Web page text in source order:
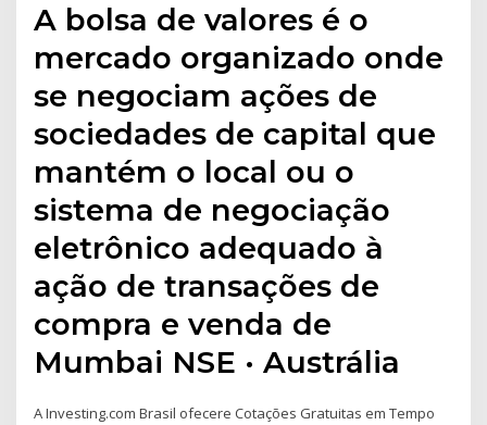
A bolsa de valores é o
mercado organizado onde
se negociam ações de
sociedades de capital que
mantém o local ou o
sistema de negociação
eletrônico adequado à
ação de transações de
compra e venda de
Mumbai NSE · Austrália
A Investing.com Brasil ofecere Cotações Gratuitas em Tempo